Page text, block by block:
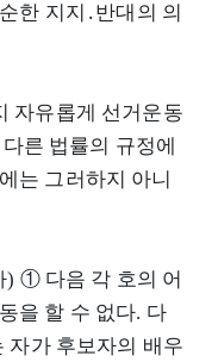
한 지지․반대의 의
자유롭게 선거운동
른 법률의 규정에
는 그러하지 아니
) ① 다음 각 호의 어
을 할 수 없다. 다
자가 후보자의 배우